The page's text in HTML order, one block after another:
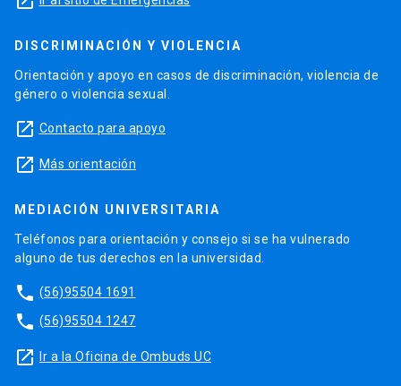
DISCRIMINACIÓN Y VIOLENCIA
Orientación y apoyo en casos de discriminación, violencia de
género o violencia sexual.
launch Contacto para apoyo
launch Más orientación
MEDIACIÓN UNIVERSITARIA
Teléfonos para orientación y consejo si se ha vulnerado
alguno de tus derechos en la universidad.
phone (56)95504 1691
phone (56)95504 1247
launch Ir a la Oficina de Ombuds UC